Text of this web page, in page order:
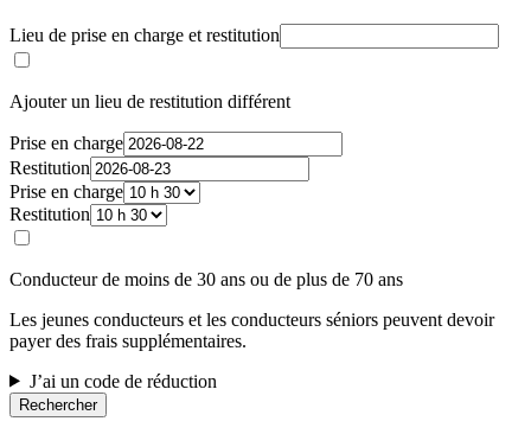
Lieu de prise en charge et restitution
Ajouter un lieu de restitution différent
Prise en charge
Restitution
Prise en charge
Restitution
Conducteur de moins de 30 ans ou de plus de 70 ans
Les jeunes conducteurs et les conducteurs séniors peuvent devoir
payer des frais supplémentaires.
J’ai un code de réduction
Rechercher